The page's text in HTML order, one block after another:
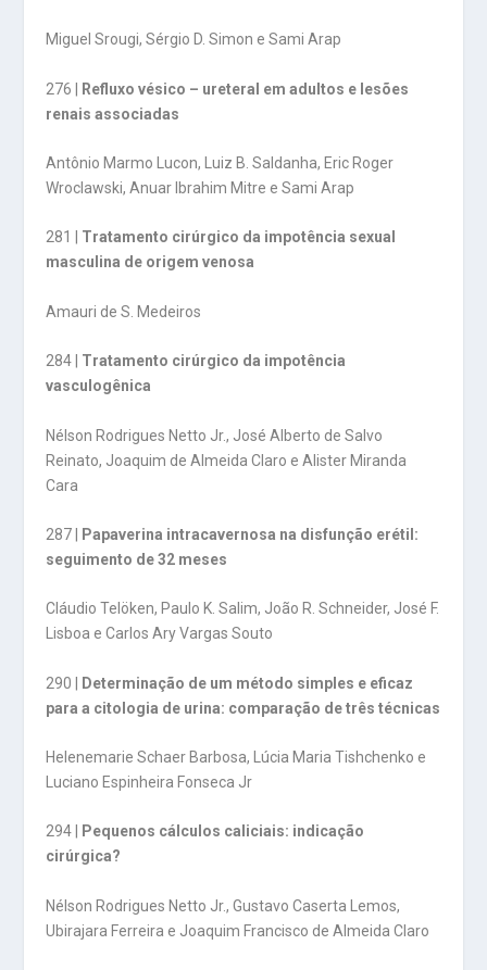
Miguel Srougi, Sérgio D. Simon e Sami Arap
276 | Refluxo vésico – ureteral em adultos e lesões
renais associadas
Antônio Marmo Lucon, Luiz B. Saldanha, Eric Roger
Wroclawski, Anuar Ibrahim Mitre e Sami Arap
281 | Tratamento cirúrgico da impotência sexual
masculina de origem venosa
Amauri de S. Medeiros
284 | Tratamento cirúrgico da impotência
vasculogênica
Nélson Rodrigues Netto Jr., José Alberto de Salvo
Reinato, Joaquim de Almeida Claro e Alister Miranda
Cara
287 |
Papaverina intracavernosa na disfunção erétil:
seguimento de 32 meses
Cláudio Telöken, Paulo K. Salim, João R. Schneider, José F.
Lisboa e Carlos Ary Vargas Souto
290 |
Determinação de um método simples e eficaz
para a citologia de urina: comparação de três técnicas
Helenemarie Schaer Barbosa, Lúcia Maria Tishchenko e
Luciano Espinheira Fonseca Jr
294 |
Pequenos cálculos caliciais: indicação
cirúrgica?
Nélson Rodrigues Netto Jr., Gustavo Caserta Lemos,
Ubirajara Ferreira e Joaquim Francisco de Almeida Claro